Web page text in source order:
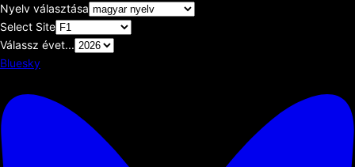
Nyelv választása
Select Site
Válassz évet...
Bluesky